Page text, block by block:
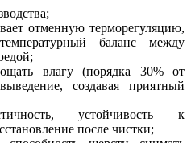
отменную терморегуляцию,
баланс между
влагу (порядка 30% от
создавая приятный
устойчивость к
после чистки;